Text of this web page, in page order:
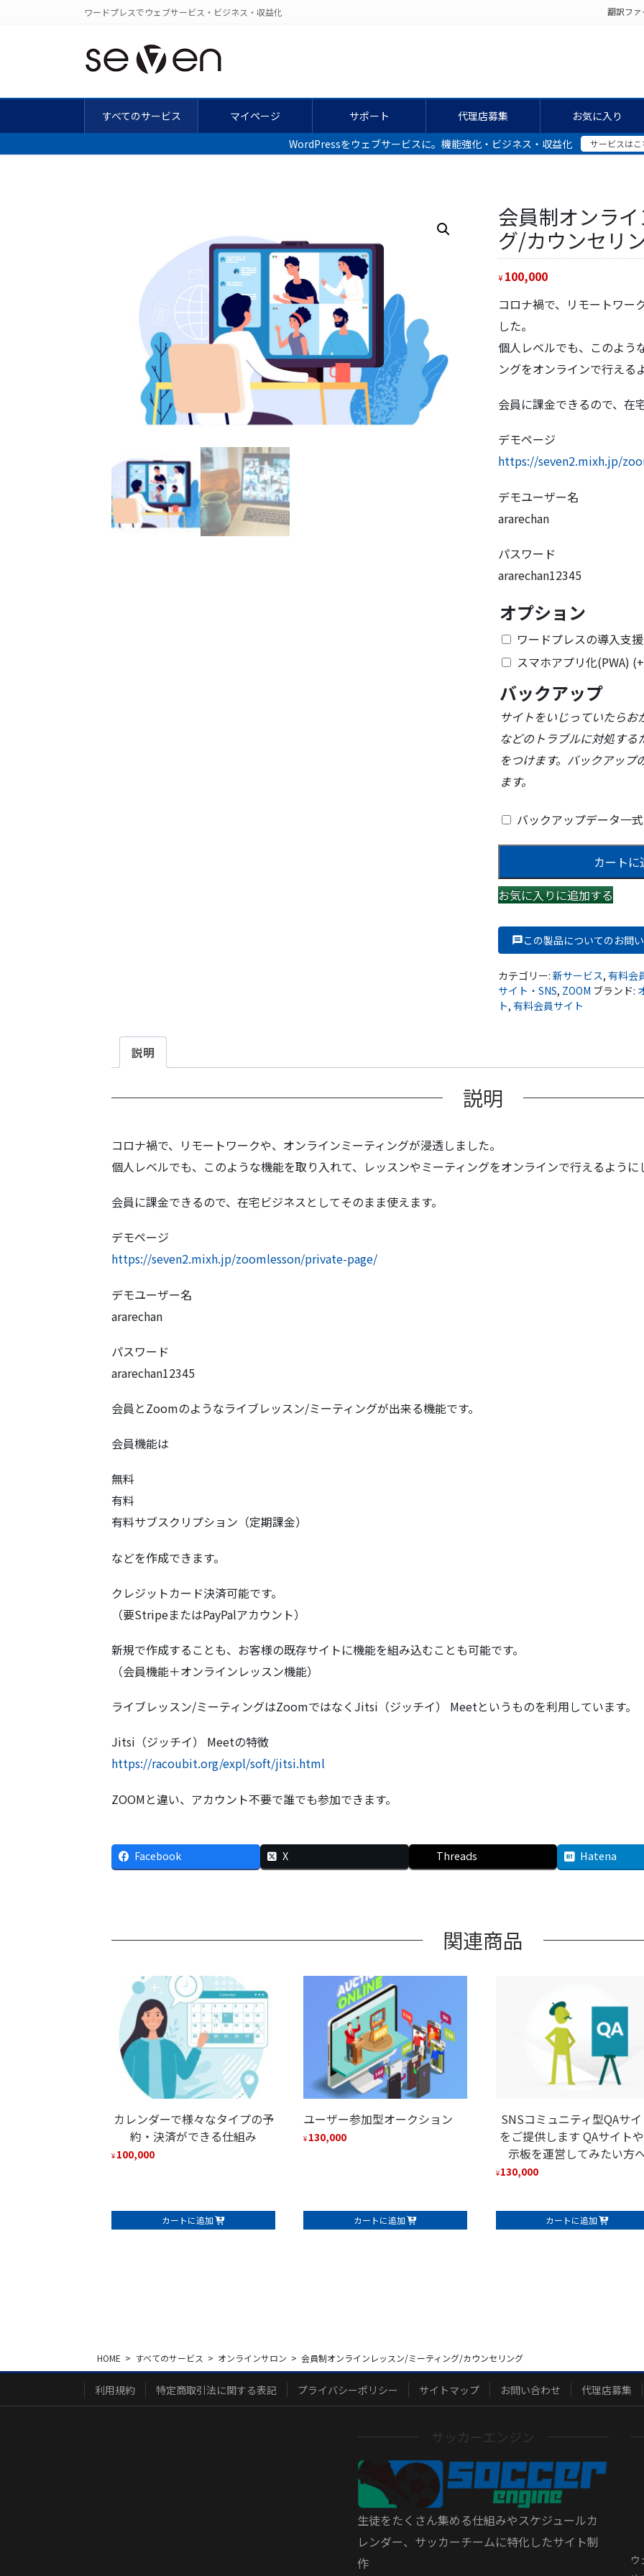
に
動
ョ
に
ワードプレスでウェブサービス・ビジネス・収益化 翻訳ファ
すべてのサービス マイページ サポート 代理店募集
お気に入り
WordPressをウェブサービスに。機能強化・ビジネス・収益化
サービスはこ
会員制オンラ
グ/カウンセリ
¥ 100,000
コロナ禍で、リモートワー
した。
個人レベルでも、このよう
ングをオンラインで行える
会員に課金できるので、在
デモページ
https://seven2.mixh.jp/
デモユーザー名
ararechan
パスワード
ararechan12345
オプション
ワードプレスの導入支
スマホアプリ化(PWA) (+
バックアップ
サイトをいじっていたら
などのトラブルに対処す
をつけます。バックアッ
ます。
バックアップデータ一
制
オ
イ
ン
レ
ッ
テ
ィ
カ
カートに
お気に入りに追加する
この製品についてのお問
カテゴリー: 新サービス, 有料会
サイト・SNS, ZOOM ブランド:
ト, 有料会員サイト
説明
説明
コロナ禍で、リモートワークや、オンラインミーティングが浸透しました。
個人レベルでも、このような機能を取り入れて、レッスンやミーティングをオンラインで行えるよう
会員に課金できるので、在宅ビジネスとしてそのまま使えます。
デモページ
https://seven2.mixh.jp/zoomlesson/private-page/
デモユーザー名
ararechan
パスワード
ararechan12345
会員とZoomのようなライブレッスン/ミーティングが出来る機能です。
会員機能は
無料
有料
有料サブスクリプション（定期課金）
などを作成できます。
クレジットカード決済可能です。
（要StripeまたはPayPalアカウント）
新規で作成することも、お客様の既存サイトに機能を組み込むことも可能です。
（会員機能＋オンラインレッスン機能）
ライブレッスン/ミーティングはZoomではなくJitsi（ジッチイ） Meetというものを利用しています。
Jitsi（ジッチイ） Meetの特徴
https://racoubit.org/expl/soft/jitsi.html
ZOOMと違い、アカウント不要で誰でも参加できます。
Facebook X Threads Hatena
関連商品
カレンダーで様々なタイプの予
約・決済ができる仕組み
¥ 100,000
カートに追加
ユーザー参加型オークション
¥ 130,000
カートに追加
SNSコミュニティ型QAサ
をご提供します QAサイト
示板を運営してみたい方
¥130,000
カートに追加
HOME すべてのサービス オンラインサロン 会員制オンラインレッスン/ミーティング/カウンセリング
利用規約 特定商取引法に関する表記 プライバシーポリシー サイトマップ お問い合わせ 代理店募集
サッカーエンジン
生徒をたくさん集める仕組みやスケジュールカ
レンダー、サッカーチームに特化したサイト制
作